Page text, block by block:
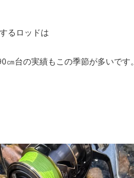
るロッドは
台の実績もこの季節が多いです。